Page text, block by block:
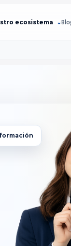
ecosistema